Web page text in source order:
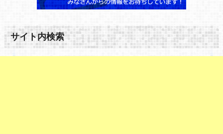
サイト内検索